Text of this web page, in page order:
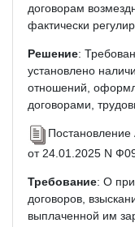
договорам
фактически
Решение:
установлено
отношений,
договорами,
Постановление
от 24.01.2025 N
Требование: О
договоров,
выплаченной им